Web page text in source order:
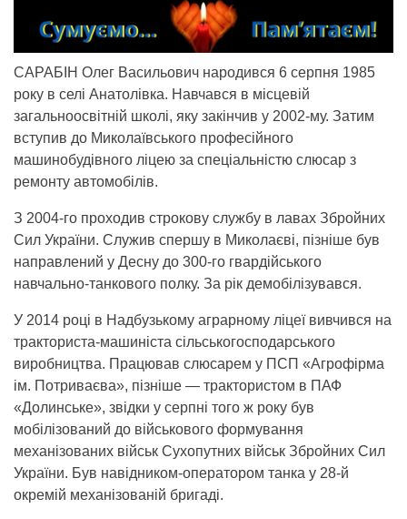
САРАБІН Олег Васильович народився 6 серпня 1985
року в селі Анатолівка. Навчався в місцевій
загальноосвітній школі, яку закінчив у 2002-му. Затим
вступив до Миколаївського професійного
машинобудівного ліцею за спеціальністю слюсар з
ремонту автомобілів.
З 2004-го проходив строкову службу в лавах Збройних
Сил України. Служив спершу в Миколаєві, пізніше був
направлений у Десну до 300-го гвардійського
навчально-танкового полку. За рік демобілізувався.
У 2014 році в Надбузькому аграрному ліцеї вивчився на
тракториста-машиніста сільськогосподарського
виробництва. Працював слюсарем у ПСП «Агрофірма
ім. Потриваєва», пізніше — трактористом в ПАФ
«Долинське», звідки у серпні того ж року був
мобілізований до військового формування
механізованих військ Сухопутних військ Збройних Сил
України. Був навідником-оператором танка у 28-й
окремій механізованій бригаді.